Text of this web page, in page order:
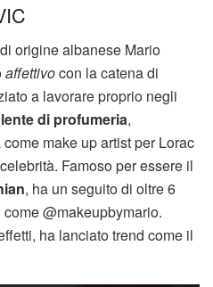
origine albanese Mario
affettivocon la catena di
a lavorare proprio negli
di profumeria,
make up artist per Lorac
Famoso per essere il
, ha un seguito di oltre 6
@makeupbymario.
ha lanciato trend come il